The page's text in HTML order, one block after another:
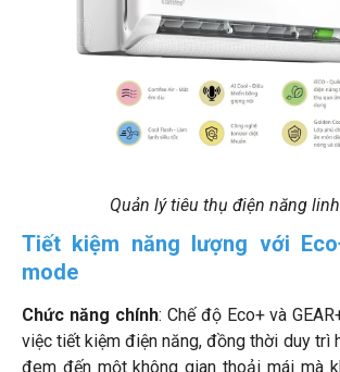
Quản lý tiêu thụ điện năng
Tiết kiệm năng lượng với
mode
Chức năng chính: Chế độ Eco+ và
việc tiết kiệm điện năng, đồng thời duy trì
đem đến một không gian thoải mái mà